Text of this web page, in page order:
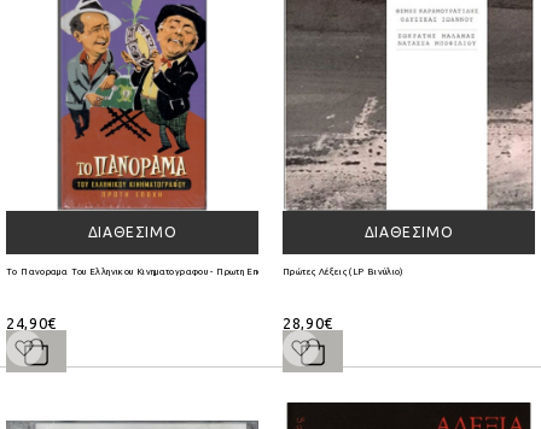
ΔΙΑΘΈΣΙΜΟ
Το Πανοραμα Του Ελληνικου Κινηματογραφου - Πρωτη Εποχη [4CD]
24,90€
ΔΙΑΘΈΣΙΜΟ
Πρώτες Λέξεις (LP Βινύλιο)
28,90€